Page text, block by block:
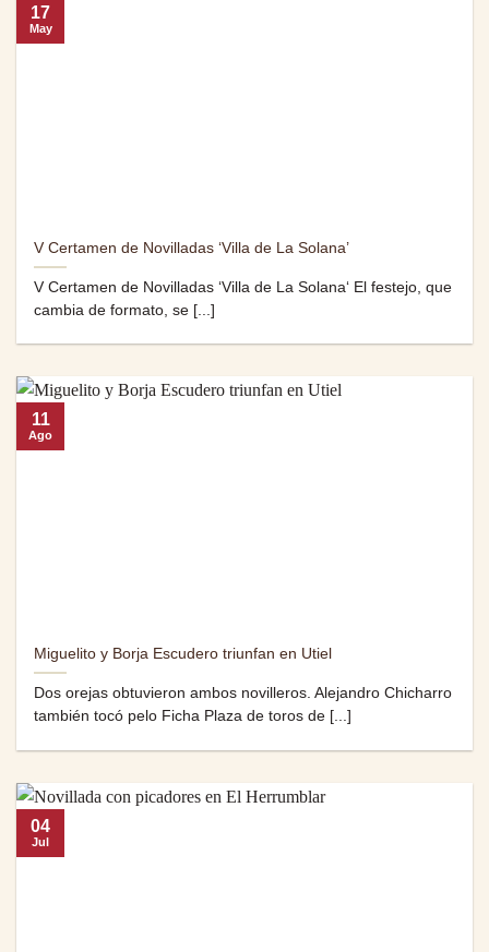
V Certamen de Novilladas ‘Villa de La Solana’
V Certamen de Novilladas ‘Villa de La Solana‘ El festejo, que
cambia de formato, se [...]
17
May
Miguelito y Borja Escudero triunfan en Utiel
Dos orejas obtuvieron ambos novilleros. Alejandro Chicharro
también tocó pelo Ficha Plaza de toros de [...]
11
Ago
04
Jul